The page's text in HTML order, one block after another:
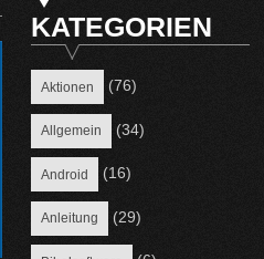
KATEGORIEN
Aktionen (76)
Allgemein (34)
Android (16)
Anleitung (29)